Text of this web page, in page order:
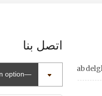
اتصل بنا